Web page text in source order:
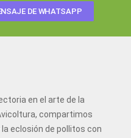
DE WHATSAPP
en el arte de la
compartimos
eclosión de pollitos con